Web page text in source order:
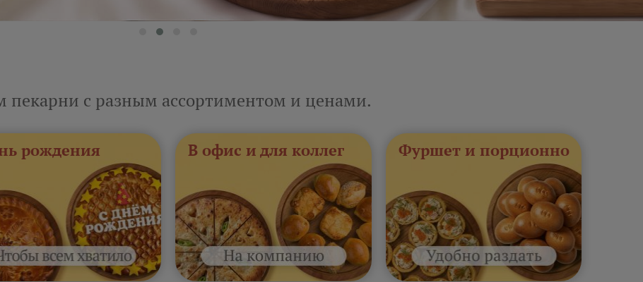
пекарни с разным ассортиментом и ценами.
рождения В офис и для коллег Фуршет и порционно